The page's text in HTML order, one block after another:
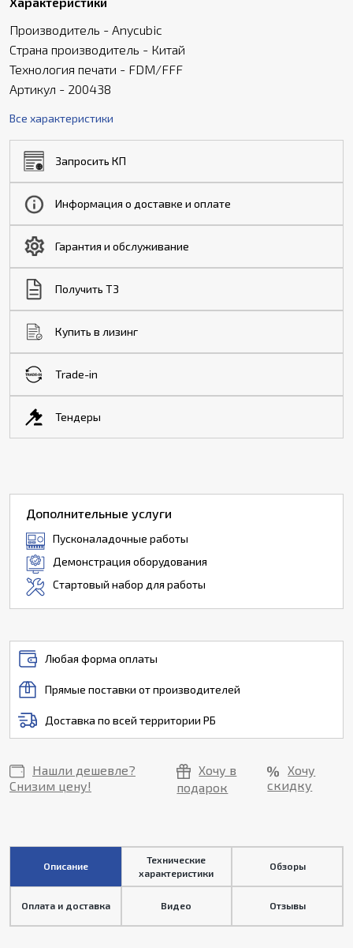
Производитель - Anycubic
Страна производитель - Китай
Технология печати - FDM/FFF
Артикул - 200438
Все характеристики
Запросить КП
Информация о доставке и оплате
Гарантия и обслуживание
Получить ТЗ
Купить в лизинг
Trade-in
Тендеры
Дополнительные услуги
Пусконаладочные работы
Демонстрация оборудования
Стартовый набор для работы
Любая форма оплаты
Прямые поставки от производителей
Доставка по всей территории РБ
Нашли дешевле?
Снизим цену!
Хочу в
подарок
Хочу
скидку
Описание
Технические
характеристики
Обзоры
Оплата и доставка Видео Отзывы